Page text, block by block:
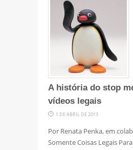
A história do stop
vídeos legais
1 DE ABRIL DE 2013
Por Renata Penka, em
Somente Coisas Legais